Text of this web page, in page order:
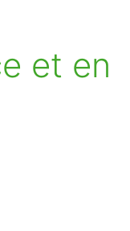
et en